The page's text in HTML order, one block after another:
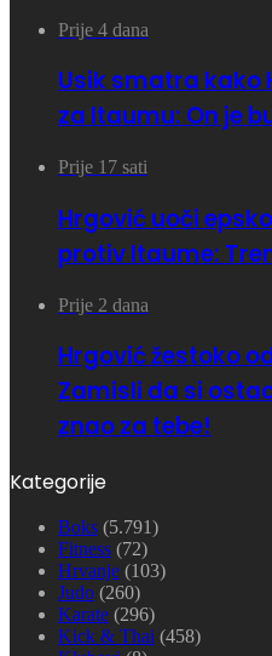
Prije 4 dana
Usik smatra kako
za Itaumu: On je
Prije 17 sati
Hrgović uoči
protiv Itaume:
Prije 2 dana
Hrgović žestoko
Zamisli da si
znao za tebe!
Kategorije
Boks (5.791)
Fitness (72)
Hrvanje (103)
Judo (260)
Karate (296)
Kick & Thai (458)